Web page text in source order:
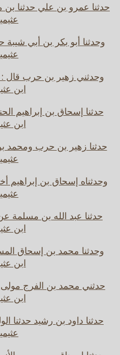
حدثنا عمرو بن علي حدثنا
وحدثنا أبو بكر بن أبي
وحدثني زهير بن حرب قال :
ابن
حدثنا إسحاق بن إبراهيم
ابن
حدثنا زهير بن حرب ومحمد
وحدثناه إسحاق بن إبراهيم
حدثنا عبد الله بن
ابن
وحدثنا محمد بن إسحاق
ابن
حدثني محمد بن الفرج
ابن
حدثنا داود بن رشيد حدثنا